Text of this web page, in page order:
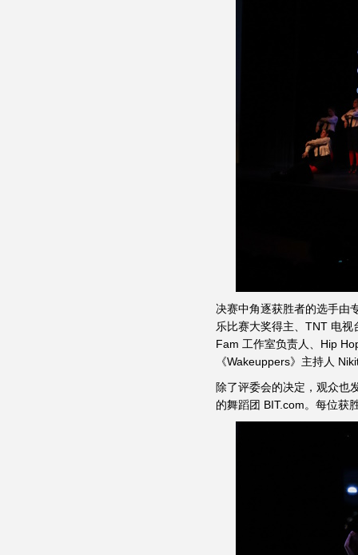
决赛中角逐获胜者的选手由
乐比赛大奖得主、TNT 电
Fam 工作室负责人、Hip
《Wakeuppers》主持人
除了评委会的决定，观众也
的舞蹈团 BIT.com。每位获